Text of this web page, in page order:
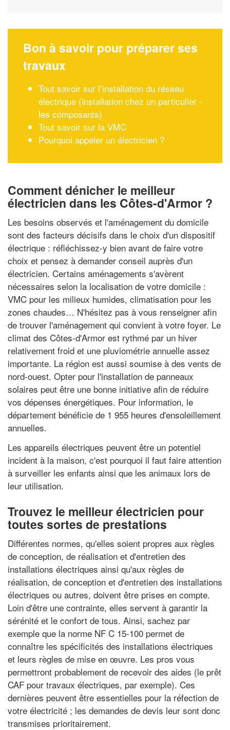
Bon à savoir pour préparer ses
travaux
Tout savoir sur l’installation du réseau
électrique (installation chez un particulier -
les composants)
Tout savoir sur la VMC
Pourquoi appeler un électricien ?
Comment dénicher le meilleur
électricien dans les Côtes-d'Armor ?
Les besoins observés et l'aménagement du domicile
sont des facteurs décisifs dans le choix d'un dispositif
électrique : réfléchissez-y bien avant de faire votre
choix et pensez à demander conseil auprès d'un
électricien. Certains aménagements s'avèrent
nécessaires selon la localisation de votre domicile :
VMC pour les milieux humides, climatisation pour les
zones chaudes… N'hésitez pas à vous renseigner afin
de trouver l'aménagement qui convient à votre foyer. Le
climat des Côtes-d'Armor est rythmé par un hiver
relativement froid et une pluviométrie annuelle assez
importante. La région est aussi soumise à des vents de
nord-ouest. Opter pour l'installation de panneaux
solaires peut être une bonne initiative afin de réduire
vos dépenses énergétiques. Pour information, le
département bénéficie de 1 955 heures d'ensoleillement
annuelles.
Les appareils électriques peuvent être un potentiel
incident à la maison, c'est pourquoi il faut faire attention
à surveiller les enfants ainsi que les animaux lors de
leur utilisation.
Trouvez le meilleur électricien pour
toutes sortes de prestations
Différentes normes, qu'elles soient propres aux règles
de conception, de réalisation et d'entretien des
installations électriques ainsi qu'aux règles de
réalisation, de conception et d'entretien des installations
électriques ou autres, doivent être prises en compte.
Loin d'être une contrainte, elles servent à garantir la
sérénité et le confort de tous. Ainsi, sachez par
exemple que la norme NF C 15-100 permet de
connaître les spécificités des installations électriques
et leurs règles de mise en œuvre. Les pros vous
permettront probablement de recevoir des aides (le prêt
CAF pour travaux électriques, par exemple). Ces
dernières peuvent être essentielles pour la réfection de
votre électricité ; les demandes de devis leur sont donc
transmises prioritairement.